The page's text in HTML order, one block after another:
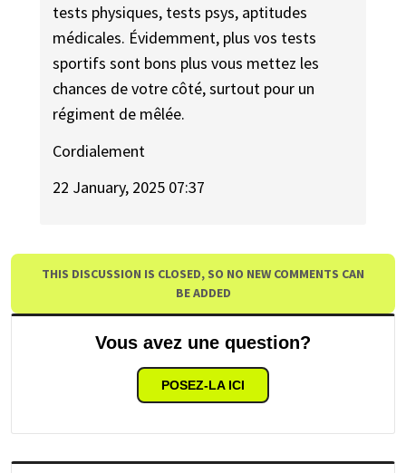
tests physiques, tests psys, aptitudes
médicales. Évidemment, plus vos tests
sportifs sont bons plus vous mettez les
chances de votre côté, surtout pour un
régiment de​ mêlée. ​
Cordialement ​​
22 January, 2025 07:37
THIS DISCUSSION IS CLOSED, SO NO NEW COMMENTS CAN
BE ADDED
Vous avez une question?
POSEZ-LA ICI